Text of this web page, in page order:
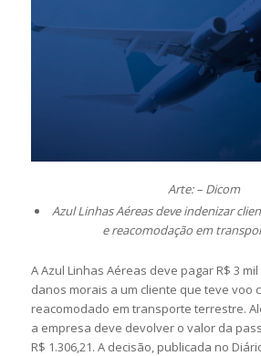
Arte: – Dicom
Azul Linhas Aéreas deve indenizar
e reacomodação em
A Azul Linhas Aéreas deve pagar R$ 3
danos morais a um cliente que teve voo
reacomodado em transporte terrestre.
a empresa deve devolver o valor da
R$ 1.306,21. A decisão, publicada no